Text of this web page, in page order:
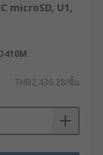
งานกับ
ยรูป ไป
รอบคลุม
มือถือ
microSD, U1,
THB2,436.28/ชิ้น